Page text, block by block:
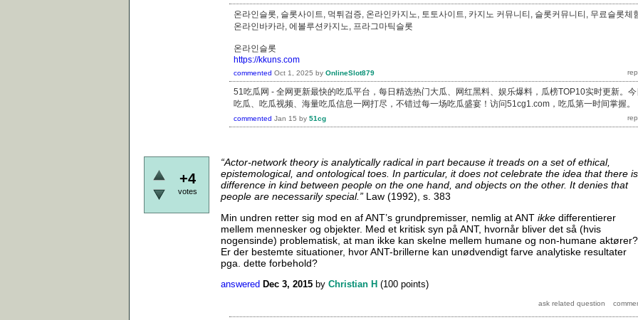
온라인슬롯, 슬롯사이트, 먹튀검증, 온라인카지노, 토토사이트, 카지노 커뮤니티, 슬롯커뮤니티, 무료슬롯체
온라인바카라, 에볼루션카지노, 프라그마틱슬롯
온라인슬롯
https://kkuns.com
commented Oct 1, 2025 by OnlineSlot879
51吃瓜网 - 全网更新最快的吃瓜平台，每日精选热门大瓜、网红黑料、娱乐爆料，瓜榜TOP10实时更新。今
吃瓜、吃瓜视频、海量吃瓜信息一网打尽，不错过每一场吃瓜盛宴！访问51cg1.com，吃瓜第一时间掌握。
commented Jan 15 by 51cg
+4
votes
“Actor-network theory is analytically radical in part because it treads on a set of ethical,
epistemological, and ontological toes. In particular, it does not celebrate the idea that there
difference in kind between people on the one hand, and objects on the other. It denies that
people are necessarily special.” Law (1992), s. 383
Min undren retter sig mod en af ANT’s grundpremisser, nemlig at ANT ikke differentierer
mellem mennesker og objekter. Med et kritisk syn på ANT, hvornår bliver det så (hvis
nogensinde) problematisk, at man ikke kan skelne mellem humane og non-humane aktører?
Er der bestemte situationer, hvor ANT-brillerne kan unødvendigt farve analytiske resultater
pga. dette forbehold?
answered Dec 3, 2015 by Christian H (100 points)